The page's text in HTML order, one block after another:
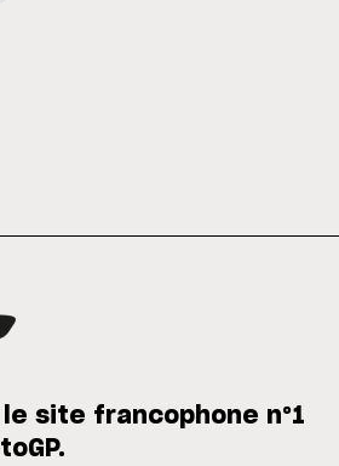
site francophone n°1